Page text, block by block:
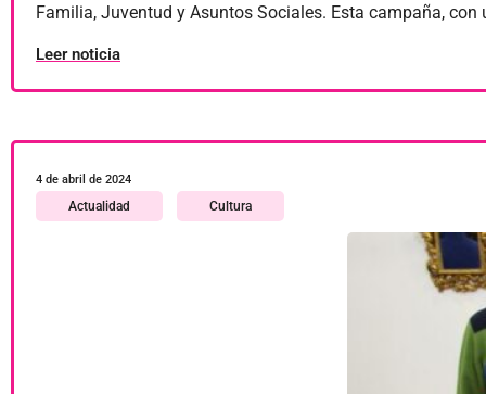
Familia, Juventud y Asuntos Sociales. Esta campaña, con
Leer noticia
4 de abril de 2024
Actualidad Cultura